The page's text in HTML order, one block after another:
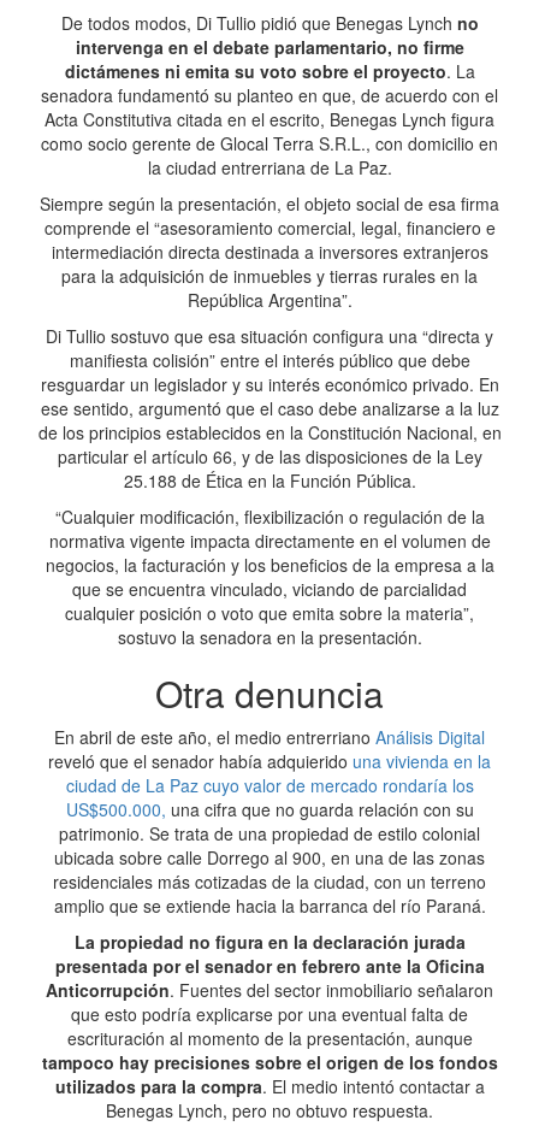
De todos modos, Di Tullio pidió que Benegas Lynch no
intervenga en el debate parlamentario, no firme
dictámenes ni emita su voto sobre el proyecto. La
senadora fundamentó su planteo en que, de acuerdo con el
Acta Constitutiva citada en el escrito, Benegas Lynch figura
como socio gerente de Glocal Terra S.R.L., con domicilio en
la ciudad entrerriana de La Paz.
Siempre según la presentación, el objeto social de esa firma
comprende el “asesoramiento comercial, legal, financiero e
intermediación directa destinada a inversores extranjeros
para la adquisición de inmuebles y tierras rurales en la
República Argentina”.
Di Tullio sostuvo que esa situación configura una “directa y
manifiesta colisión” entre el interés público que debe
resguardar un legislador y su interés económico privado. En
ese sentido, argumentó que el caso debe analizarse a la luz
de los principios establecidos en la Constitución Nacional, en
particular el artículo 66, y de las disposiciones de la Ley
25.188 de Ética en la Función Pública.
“Cualquier modificación, flexibilización o regulación de la
normativa vigente impacta directamente en el volumen de
negocios, la facturación y los beneficios de la empresa a la
que se encuentra vinculado, viciando de parcialidad
cualquier posición o voto que emita sobre la materia”,
sostuvo la senadora en la presentación.
Otra denuncia
En abril de este año, el medio entrerriano Análisis Digital
reveló que el senador había adquierido una vivienda en la
ciudad de La Paz cuyo valor de mercado rondaría los
US$500.000, una cifra que no guarda relación con su
patrimonio. Se trata de una propiedad de estilo colonial
ubicada sobre calle Dorrego al 900, en una de las zonas
residenciales más cotizadas de la ciudad, con un terreno
amplio que se extiende hacia la barranca del río Paraná.
La propiedad no figura en la declaración jurada
presentada por el senador en febrero ante la Oficina
Anticorrupción. Fuentes del sector inmobiliario señalaron
que esto podría explicarse por una eventual falta de
escrituración al momento de la presentación, aunque
tampoco hay precisiones sobre el origen de los fondos
utilizados para la compra. El medio intentó contactar a
Benegas Lynch, pero no obtuvo respuesta.